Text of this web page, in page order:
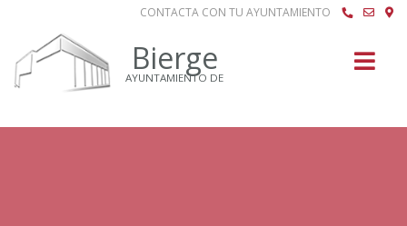
CONTACTA CON TU AYUNTAMIENTO
Bierge
AYUNTAMIENTO DE